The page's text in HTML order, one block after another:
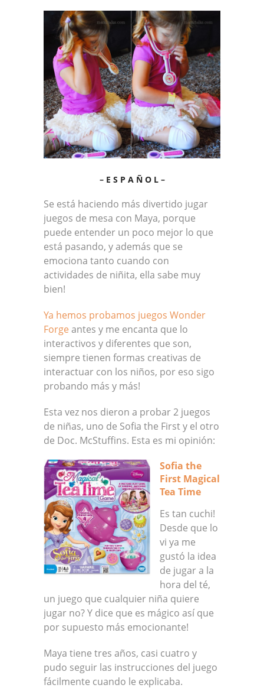
– E S P A Ñ O L –
Se está haciendo más divertido jugar
juegos de mesa con Maya, porque
puede entender un poco mejor lo que
está pasando, y además que se
emociona tanto cuando con
actividades de niñita, ella sabe muy
bien!
Ya hemos probamos juegos Wonder
Forgeantes y me encanta que lo
interactivos y diferentes que son,
siempre tienen formas creativas de
interactuar con los niños, por eso sigo
probando más y más!
Esta vez nos dieron a probar 2 juegos
de niñas, uno de Sofia the First y el otro
de Doc. McStuffins. Esta es mi opinión:
Sofia the
First Magical
Tea Time
Es tan cuchi!
Desde que lo
vi ya me
gustó la idea
de jugar a la
hora del té,
un juego que cualquier niña quiere
jugar no? Y dice que es mágico así que
por supuesto más emocionante!
Maya tiene tres años, casi cuatro y
pudo seguir las instrucciones del juego
fácilmente cuando le explicaba.